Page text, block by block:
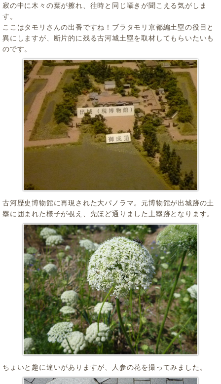
寂の中に木々の葉が擦れ、往時と同じ囁きが聞こえる気がしま
す。
ここはタモリさんの出番ですね！ブラタモリ京都編土塁の役目と
異にしますが、断片的に残る古河城土塁を取材してもらいたいも
のです。
古河歴史博物館に再現された大パノラマ。元博物館が出城跡の土
塁に囲まれた様子が覗え、先ほど通りました土塁跡となります。
ちょいと趣に違いがありますが、人参の花を撮ってみました。